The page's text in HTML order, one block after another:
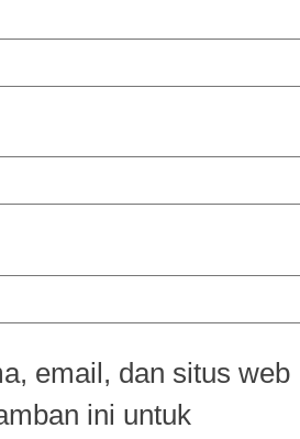
email, dan situs web
ini untuk